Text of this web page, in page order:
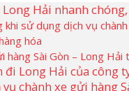
Long Hải nhanh
sử dụng dịch vụ
hóa
hàng Sài Gòn – Long
đi Long Hải của công
chành xe gửi hàng